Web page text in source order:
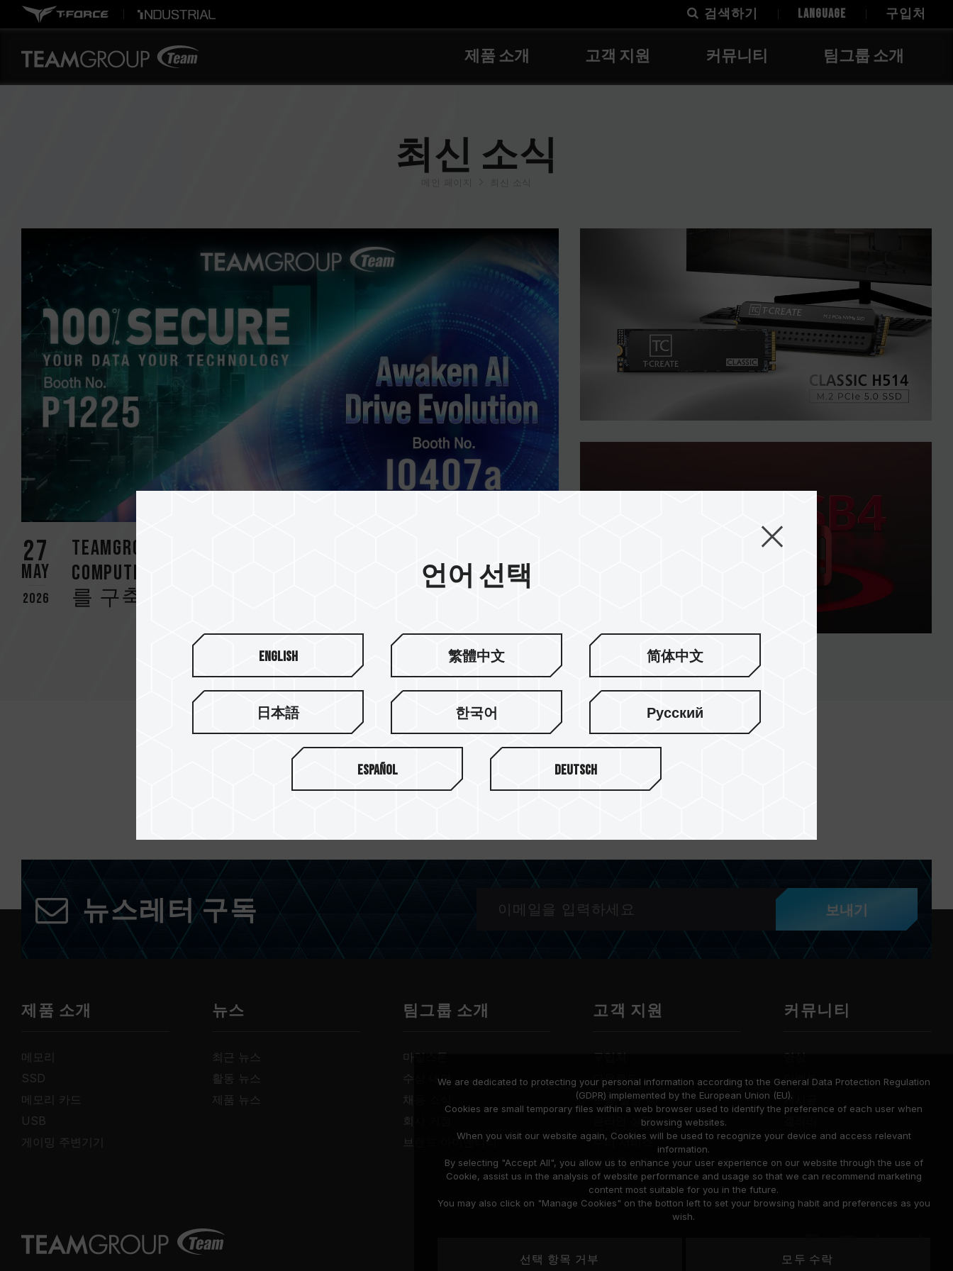
검색하기 LANGUAGE 구입처
제품 소개 고객 지원 커뮤니티 팀그룹 소개
최신 소식
27
May
2026
TEAMGROUP, 자사 산업 및 소비자 브랜드와 손잡고
COMPUTEX 2026에 대대적으로 등장 철저한 보안 체계
를 구축하여 AI 성능 전면적 강화
모든 카테고리 전체 년도
뉴스레터 구독 보내기
제품 소개
메모리
SSD
메모리 카드
USB
게이밍 주변기기
뉴스
최근 뉴스
활동 뉴스
제품 뉴스
팀그룹 소개
마일스톤
수상 내역
채용 소식
회사 거점
브랜드 아이덴티티
고객 지원
구입처
다운로드
보증 설명
온라인 상담
수리 서비스
호환성 조회
커뮤니티
영상
이벤트
게시글
언어 선택
English 繁體中文 简体中文
日本語 한국어 Русский
Español Deutsch
We are dedicated to protecting your personal information according to the General Data Protection Regulation
(GDPR) implemented by the European Union (EU).
Cookies are small temporary files within a web browser used to identify the preference of each user when
browsing websites.
When you visit our website again, Cookies will be used to recognize your device and access relevant
information.
By selecting "Accept All", you allow us to enhance your user experience on our website through the use of
Cookie, assist us in the analysis of website performance and usage so that we can recommend marketing
content most suitable for you in the future.
You may also click on "Manage Cookies" on the botton left to set your browsing habit and preferences as you
wish.
선택 항목 거부 모두 수락